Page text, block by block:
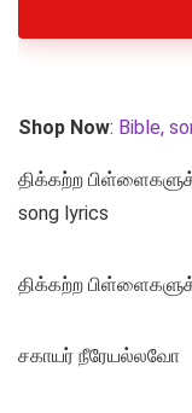
Shop Now: Bible,
திக்கற்ற
song lyrics
திக்கற்ற
சகாயர் நீரேயல்லவோ